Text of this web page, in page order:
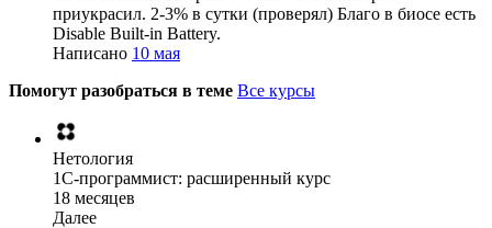
приукрасил. 2-3% в сутки (проверял) Благо в биосе есть
Disable Built-in Battery.
Написано 10 мая
Помогут разобраться в теме Все курсы
Нетология
1C-программист: расширенный курс
18 месяцев
Далее